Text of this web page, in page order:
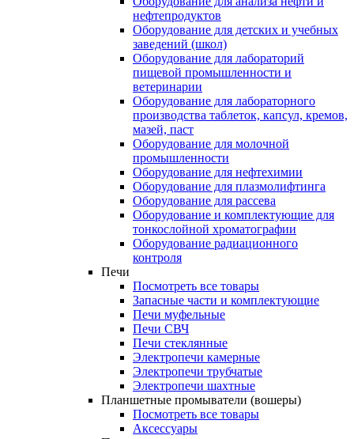
нефтепродуктов
Оборудование для детских и учебных
заведений (школ)
Оборудование для лабораторий
пищевой промышленности и
ветеринарии
Оборудование для лабораторного
производства таблеток, капсул, кремов,
мазей, паст
Оборудование для молочной
промышленности
Оборудование для нефтехимии
Оборудование для плазмолифтинга
Оборудование для рассева
Оборудование и комплектующие для
тонкослойной хроматографии
Оборудование радиационного
контроля
Печи
Посмотреть все товары
Запасные части и комплектующие
Печи муфельные
Печи СВЧ
Печи стеклянные
Электропечи камерные
Электропечи трубчатые
Электропечи шахтные
Планшетные промыватели (вошеры)
Посмотреть все товары
Аксессуары